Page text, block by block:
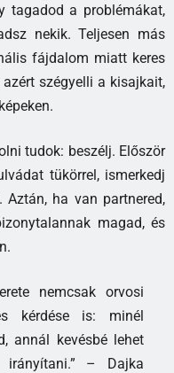
tagadod a problémákat,
nekik. Teljesen más
fájdalom miatt keres
szégyelli a kisajkait,
tudok: beszélj. Először
tükörrel, ismerkedj
Aztán, ha van partnered,
magad, és
nemcsak orvosi
kérdése is: minél
annál kevésbé lehet
irányítani.” – Dajka